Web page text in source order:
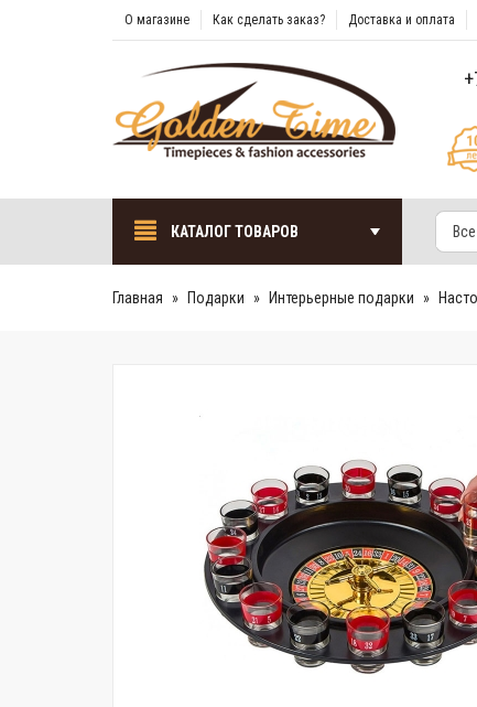
О магазине Как сделать заказ? Доставка и оплата
КАТАЛОГ ТОВАРОВ
Главная Подарки Интерьерные подарки